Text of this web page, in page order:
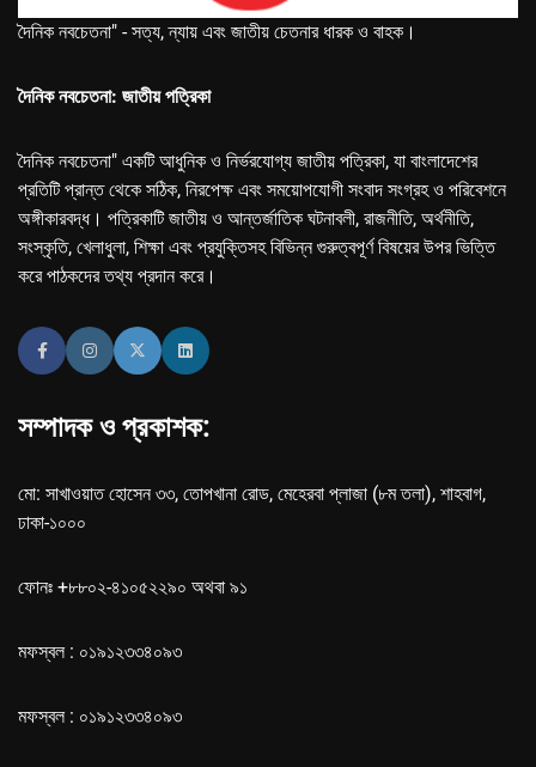
দৈনিক নবচেতনা" - সত্য, ন্যায় এবং জাতীয় চেতনার ধারক ও বাহক।
দৈনিক নবচেতনা: জাতীয় পত্রিকা
দৈনিক নবচেতনা" একটি আধুনিক ও নির্ভরযোগ্য জাতীয় পত্রিকা, যা বাংলাদেশের
প্রতিটি প্রান্ত থেকে সঠিক, নিরপেক্ষ এবং সময়োপযোগী সংবাদ সংগ্রহ ও পরিবেশনে
অঙ্গীকারবদ্ধ। পত্রিকাটি জাতীয় ও আন্তর্জাতিক ঘটনাবলী, রাজনীতি, অর্থনীতি,
সংস্কৃতি, খেলাধুলা, শিক্ষা এবং প্রযুক্তিসহ বিভিন্ন গুরুত্বপূর্ণ বিষয়ের উপর ভিত্তি
করে পাঠকদের তথ্য প্রদান করে।
সম্পাদক ও প্রকাশক:
মো: সাখাওয়াত হোসেন ৩৩, তোপখানা রোড, মেহেরবা প্লাজা (৮ম তলা), শাহবাগ,
ঢাকা-১০০০
ফোনঃ +৮৮০২-৪১০৫২২৯০ অথবা ৯১
মফস্বল : ০১৯১২৩৩৪০৯৩
মফস্বল : ০১৯১২৩৩৪০৯৩